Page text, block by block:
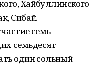
Хайбуллинского
Сибай.
семь
семьдесят
один сольный